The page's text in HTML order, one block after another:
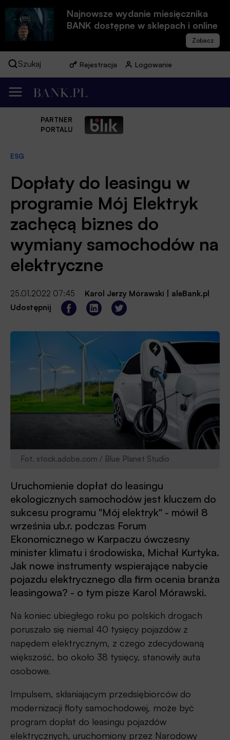
Najnowsze wydanie miesięcznika
BANK dostępne w sklepach i online
Szukaj Rejestracja Logowanie
PARTNER
PORTALU
ESG
Dopłaty do leasingu w
programie Mój Elektryk
zachęcą biznes do
wymiany samochodów na
elektryczne
25.01.2022 07:45 Karol Jerzy Mórawski
aleBank.pl
Udostępnij
Fot. stock.adobe.com / Blue Planet Studio
Uruchomienie dopłat do leasingu
ekologicznych samochodów jest kluczem do
sukcesu programu "Mój elektryk" - mówił 8
września ub.r. podczas Forum
Ekonomicznego w Karpaczu ówczesny
minister klimatu i środowiska, Michał Kurtyka.
Jak nowe instrumenty wspierające nabycie
pojazdu elektrycznego dla firm ocenia branża
leasingowa? - o tym pisze Karol Mórawski.
Na koniec ubiegłego roku po polskich drogach
poruszało się niemal 40 tysięcy pojazdów z
napędem elektrycznym, z czego zdecydowaną
większość, bo około 38 tysięcy, stanowiły auta
osobowe.
Impulsem, skłaniającym przedsiębiorców do
modernizacji floty samochodowej, może być
program dopłat do leasingu pojazdów
elektrycznych, uruchomiony przez Narodowy